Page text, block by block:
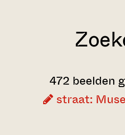
472 beelden
straat: